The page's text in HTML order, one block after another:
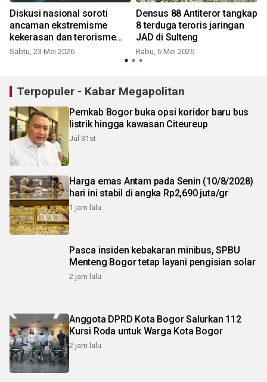
Diskusi nasional soroti
ancaman ekstremisme
kekerasan dan terorisme
terhadap anak
Sabtu, 23 Mei 2026
Densus 88 Antiteror tangkap
8 terduga teroris jaringan
JAD di Sulteng
Rabu, 6 Mei 2026
Terpopuler - Kabar Megapolitan
Pemkab Bogor buka opsi koridor baru bus
listrik hingga kawasan Citeureup
Jul 31st
Harga emas Antam pada Senin (10/8/2028)
hari ini stabil di angka Rp2,690 juta/gr
1 jam lalu
Pasca insiden kebakaran minibus, SPBU
Menteng Bogor tetap layani pengisian solar
2 jam lalu
Anggota DPRD Kota Bogor Salurkan 112
Kursi Roda untuk Warga Kota Bogor
2 jam lalu